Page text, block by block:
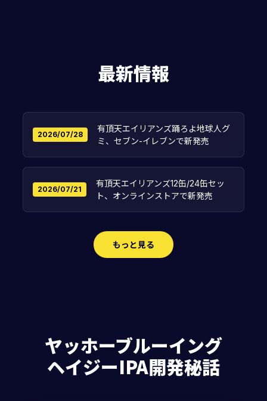
最新情報
2026/07/28
有頂天エイリアンズ踊ろよ地球人グ
ミ、セブン-イレブンで新発売
2026/07/21
有頂天エイリアンズ12缶/24缶セッ
ト、オンラインストアで新発売
もっと見る
ヤッホーブルーイング
ヘイジーIPA開発秘話